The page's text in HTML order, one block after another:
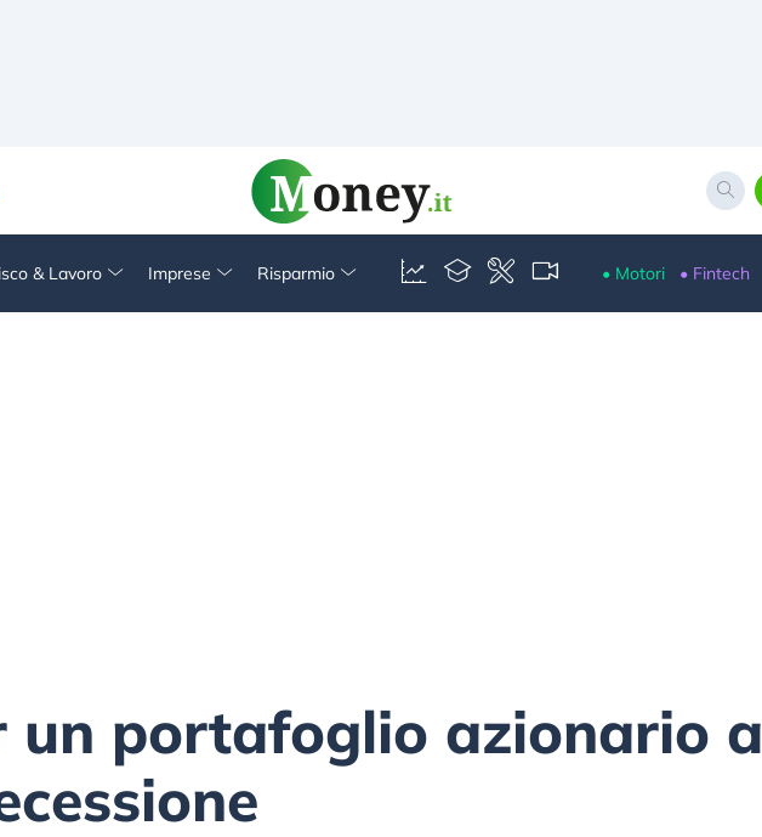
& Lavoro Imprese Risparmio • Motori • Fintech
un portafoglio azionario a